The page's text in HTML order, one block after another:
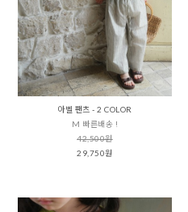
아벨 팬츠 - 2 COLOR
M 빠른배송 !
42,500원
29,750원